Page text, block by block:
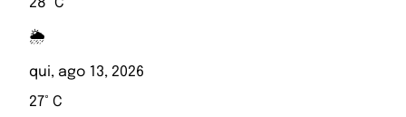
🌦️
qui, ago 13, 2026
27° C